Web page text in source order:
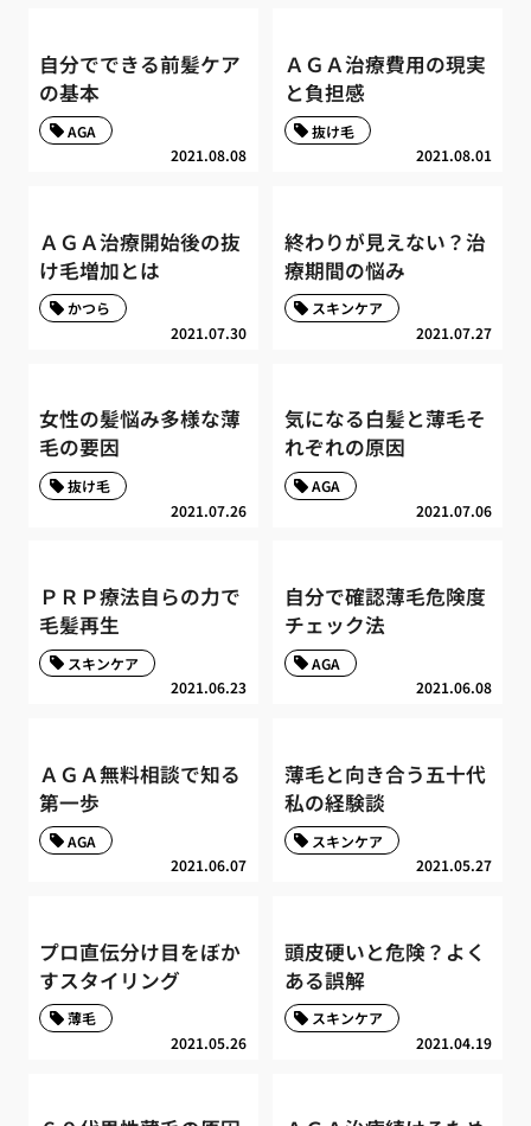
自分でできる前髪ケア
の基本
2021.08.08
AGA
ＡＧＡ治療費用の現実
と負担感
2021.08.01
抜け毛
ＡＧＡ治療開始後の抜
け毛増加とは
2021.07.30
かつら
終わりが見えない？治
療期間の悩み
2021.07.27
スキンケア
女性の髪悩み多様な薄
毛の要因
2021.07.26
抜け毛
気になる白髪と薄毛そ
れぞれの原因
2021.07.06
AGA
ＰＲＰ療法自らの力で
毛髪再生
2021.06.23
スキンケア
自分で確認薄毛危険度
チェック法
2021.06.08
AGA
ＡＧＡ無料相談で知る
第一歩
2021.06.07
AGA
薄毛と向き合う五十代
私の経験談
2021.05.27
スキンケア
プロ直伝分け目をぼか
すスタイリング
2021.05.26
薄毛
頭皮硬いと危険？よく
ある誤解
2021.04.19
スキンケア